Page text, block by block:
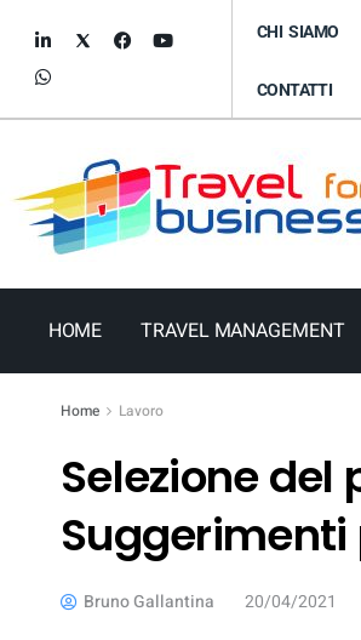
CHI SIAMO
CONTATTI
HOME TRAVEL MANAGEMENT
Home Lavoro
Selezione del
Bruno Gallantina 20/04/2021